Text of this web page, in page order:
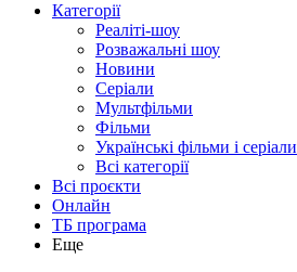
Категорії
Реаліті-шоу
Розважальні шоу
Новини
Серіали
Мультфільми
Фільми
Українські фільми і серіали
Всі категорії
Всі проєкти
Онлайн
ТБ програма
Еще